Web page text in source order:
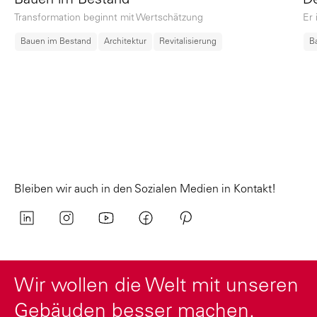
Transformation beginnt mit Wertschätzung
Bauen im Bestand Architektur Revitalisierung
Er
Bleiben wir auch in den Sozialen Medien in Kontakt!
Wir wollen die Welt mit unseren
Gebäuden besser machen.